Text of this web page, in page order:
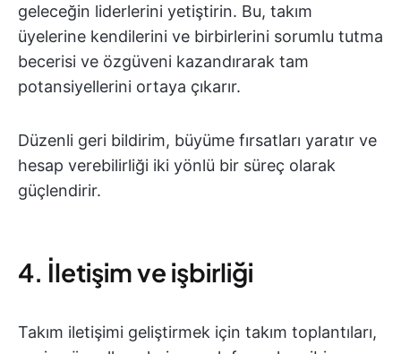
geleceğin liderlerini yetiştirin. Bu, takım
üyelerine kendilerini ve birbirlerini sorumlu tutma
becerisi ve özgüveni kazandırarak tam
potansiyellerini ortaya çıkarır.
Düzenli geri bildirim, büyüme fırsatları yaratır ve
hesap verebilirliği iki yönlü bir süreç olarak
güçlendirir.
4. İletişim ve işbirliği
Takım iletişimi geliştirmek için takım toplantıları,